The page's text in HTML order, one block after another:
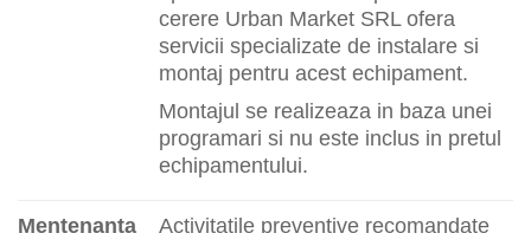
cerere Urban Market SRL ofera
servicii specializate de instalare si
montaj pentru acest echipament.
Montajul se realizeaza in baza unei
programari si nu este inclus in pretul
echipamentului.
Mentenanta
Activitatile preventive recomandate